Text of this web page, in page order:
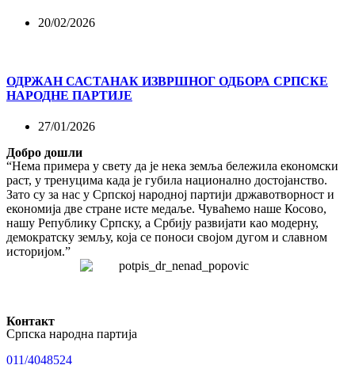
20/02/2026
ОДРЖАН САСТАНАК ИЗВРШНОГ ОДБОРА СРПСКЕ
НАРОДНЕ ПАРТИЈЕ
27/01/2026
Добро дошли
“Нема примера у свету да је нека земља бележила економски
раст, у тренуцима када је губила национално достојанство.
Зато су за нас у Српској народној партији државотворност и
економија две стране исте медаље. Чуваћемо наше Косово,
нашу Републику Српску, а Србију развијати као модерну,
демократску земљу, која се поноси својом дугом и славном
историјом.”
Контакт
Српска народна партија
011/4048524